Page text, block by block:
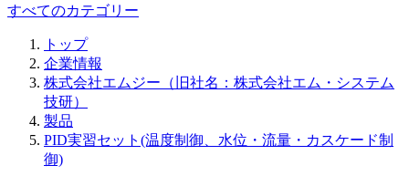
すべてのカテゴリー
トップ
企業情報
株式会社エムジー（旧社名：株式会社エム・システム
技研）
製品
PID実習セット(温度制御、水位・流量・カスケード制
御)